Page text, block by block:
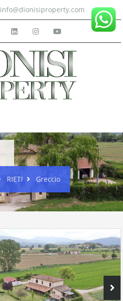
info@dionisiproperty.com
RIETI Greccio